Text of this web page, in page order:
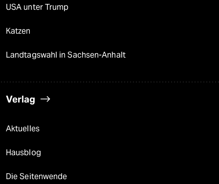
USA unter Trump
Katzen
Landtagswahl in Sachsen-Anhalt
Verlag
Aktuelles
Hausblog
Die Seitenwende